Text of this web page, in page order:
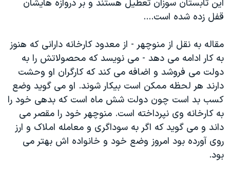
اين تابستان سوزان تعطيل هستند و بر دروازه هايشان
قفل زده شده است....
مقاله به نقل از منوچهر - از معدود کارخانه دارانی که هنوز
به کار ادامه می دهد - می نويسد که محصولاتش را به
دولت می فروشد و اضافه می کند که کارگران او وحشت
دارند هر لحظه ممکن است بيکار شوند. او می گويد وضع
کسب بد است چون دولت شش ماه است که بدهی خود را
به کارخانه وی نپرداخته است. منوچهر خود را مقصر می
داند و می گويد که اگر به سوداگری و معامله املاک و ارز
روی آورده بود امروز وضع خود و خانواده اش بهتر می
بود.